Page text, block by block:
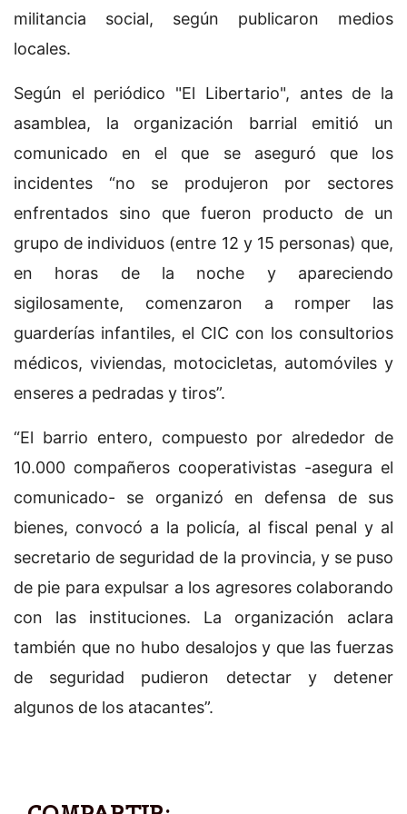
militancia social, según publicaron medios
locales.
Según el periódico "El Libertario", antes de la
asamblea, la organización barrial emitió un
comunicado en el que se aseguró que los
incidentes “no se produjeron por sectores
enfrentados sino que fueron producto de un
grupo de individuos (entre 12 y 15 personas) que,
en horas de la noche y apareciendo
sigilosamente, comenzaron a romper las
guarderías infantiles, el CIC con los consultorios
médicos, viviendas, motocicletas, automóviles y
enseres a pedradas y tiros”.
“El barrio entero, compuesto por alrededor de
10.000 compañeros cooperativistas -asegura el
comunicado- se organizó en defensa de sus
bienes, convocó a la policía, al fiscal penal y al
secretario de seguridad de la provincia, y se puso
de pie para expulsar a los agresores colaborando
con las instituciones. La organización aclara
también que no hubo desalojos y que las fuerzas
de seguridad pudieron detectar y detener
algunos de los atacantes”.